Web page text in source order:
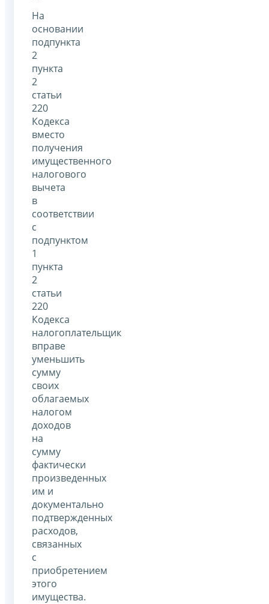
На
основании
подпункта
2
пункта
2
статьи
220
Кодекса
вместо
получения
имущественного
налогового
вычета
в
соответствии
с
подпунктом
1
пункта
2
статьи
220
Кодекса
налогоплательщик
вправе
уменьшить
сумму
своих
облагаемых
налогом
доходов
на
сумму
фактически
произведенных
им и
документально
подтвержденных
расходов,
связанных
с
приобретением
этого
имущества.